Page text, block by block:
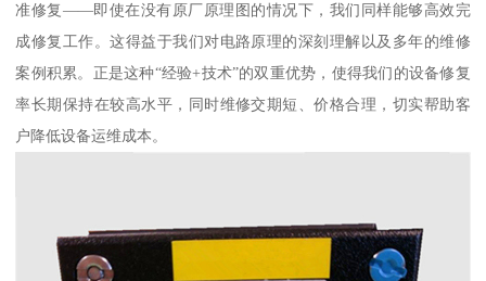
准修复——即使在没有原厂原理图的情况下，我们同样能够高效完
成修复工作。这得益于我们对电路原理的深刻理解以及多年的维修
案例积累。正是这种“经验+技术”的双重优势，使得我们的设备修复
率长期保持在较高水平，同时维修交期短、价格合理，切实帮助客
户降低设备运维成本。